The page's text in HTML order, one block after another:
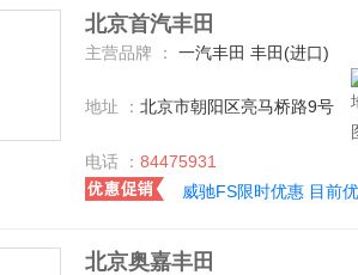
北京首汽丰田
主营品牌 ： 一汽丰田 丰田(进口)
地址 ： 北京市朝阳区亮马桥路9号
电话 ： 84475931
威驰FS限时优惠 目前
北京奥嘉丰田